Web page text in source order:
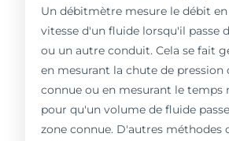
Un débitmètre mesure le débit
vitesse d'un fluide lorsqu'il passe
ou un autre conduit. Cela se fait
en mesurant la chute de pression
connue ou en mesurant le temps
pour qu'un volume de fluide
zone connue. D'autres méthodes